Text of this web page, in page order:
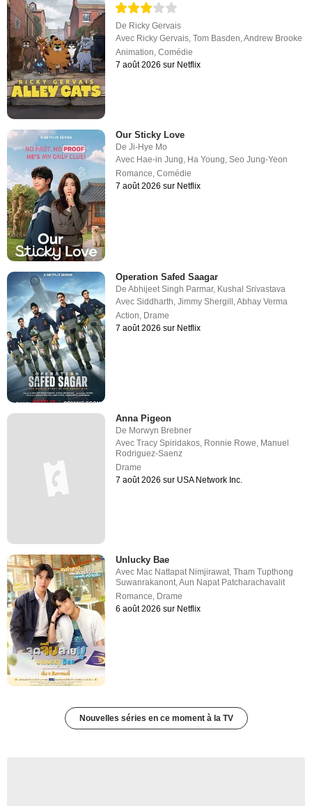
De Ricky Gervais
Avec Ricky Gervais,Tom Basden,Andrew Brooke
Animation,Comédie
7 août 2026 sur Netflix
Our Sticky Love
DeJi-Hye Mo
Avec Hae-in Jung, Ha Young,Seo Jung-Yeon
Romance,Comédie
7 août 2026 sur Netflix
Operation Safed Saagar
DeAbhijeet Singh Parmar, Kushal Srivastava
AvecSiddharth ,Jimmy Shergill ,Abhay Verma
Action Drame
7 août 2026 sur Netflix
Anna Pigeon
De Morwyn Brebner
AvecTracy Spiridakos, Ronnie Rowe, Manuel
Rodriguez-Saenz
Drame
7 août 2026 sur USA Network Inc.
Unlucky Bae
Avec Mac Nattapat Nimjirawat,Tham Tupthong
Suwanrakanont,Aun Napat Patcharachavalit
Romance, Drame
6 août 2026 sur Netflix
Nouvelles séries en ce moment à la TV